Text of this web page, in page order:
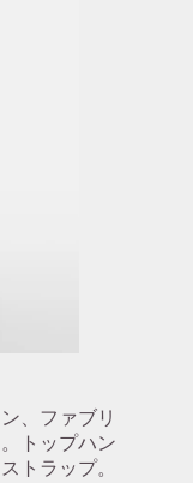
、ファブリ
トップハン
トラップ。